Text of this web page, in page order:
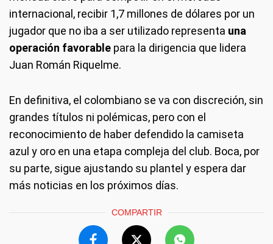
internacional, recibir 1,7 millones de dólares por un
jugador que no iba a ser utilizado representa una
operación favorable para la dirigencia que lidera
Juan Román Riquelme.
En definitiva, el colombiano se va con discreción, sin
grandes títulos ni polémicas, pero con el
reconocimiento de haber defendido la camiseta
azul y oro en una etapa compleja del club. Boca, por
su parte, sigue ajustando su plantel y espera dar
más noticias en los próximos días.
COMPARTIR